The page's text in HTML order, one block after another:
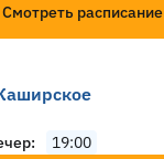
Смотреть расписание
19:00